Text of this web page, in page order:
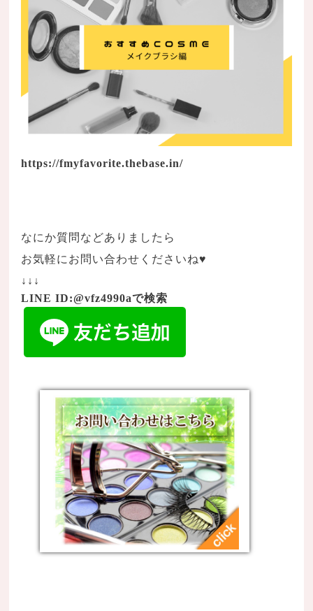
https://fmyfavorite.thebase.in/
なにか質問などありましたら
お気軽にお問い合わせくださいね♥
↓↓↓
LINE ID:@vfz4990aで検索